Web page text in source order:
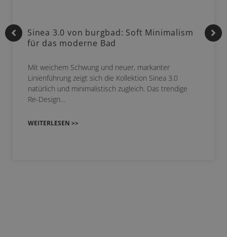
Sinea 3.0 von burgbad: Soft Minimalism
für das moderne Bad
Mit weichem Schwung und neuer, markanter
Linienführung zeigt sich die Kollektion Sinea 3.0
natürlich und minimalistisch zugleich. Das trendige
Re-Design…
WEITERLESEN >>